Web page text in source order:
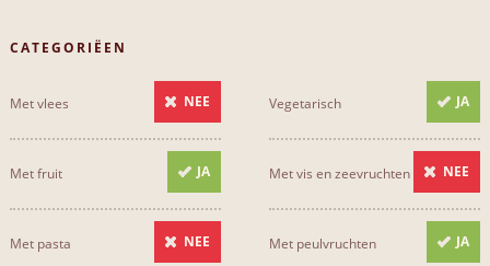
CATEGORIËEN
Vegetarisch JA
Met vlees NEE
Met vis en zeevruchten NEE
Met fruit JA
Met peulvruchten JA
Met pasta NEE